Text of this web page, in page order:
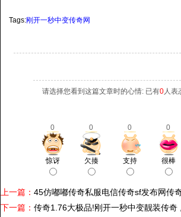
Tags:刚开一秒中变传奇网
请选择您看到这篇文章时的心情: 已有0人表
0 0 0 0
惊讶 欠揍 支持 很棒
上一篇： 45仿嘟嘟传奇私服电信传奇sf发布网传
下一篇： 传奇1.76大极品!刚开一秒中变靓装传